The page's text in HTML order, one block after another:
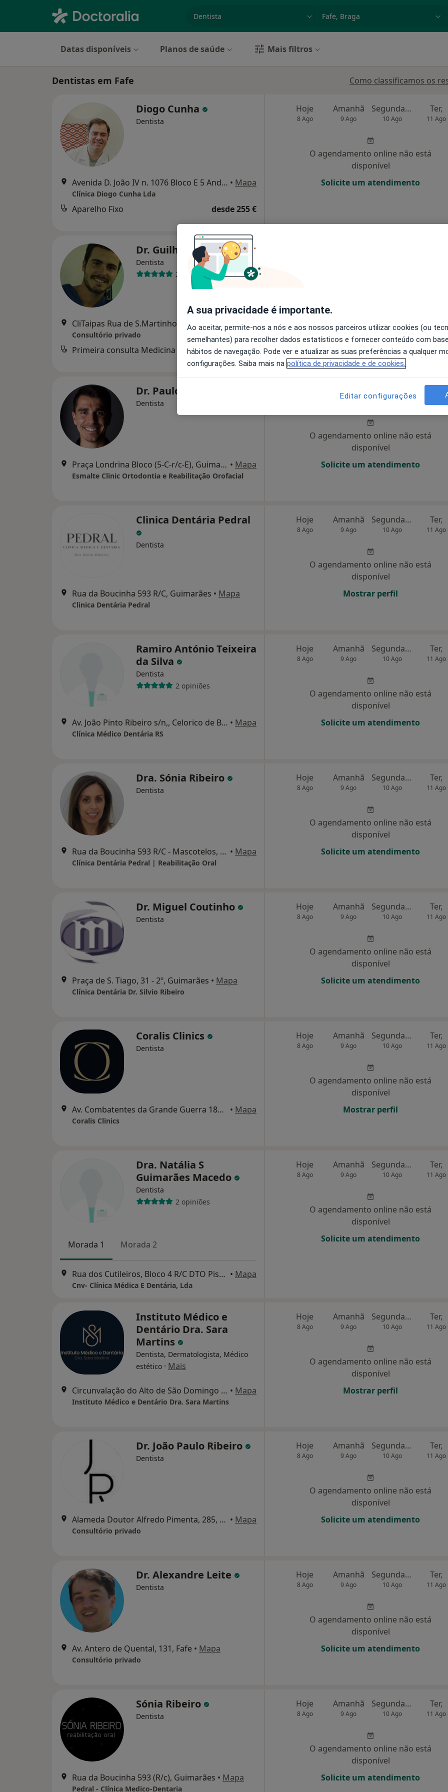
Datas disponíveis Planos de saúde Mais filtros
Dentistas em Fafe Como classificamos os
Diogo Cunha
Dentista
Avenida D. João IV n. 1076 Bloco E 5 Andar Esquerdo, Guimarães • Mapa
Clínica Diogo Cunha Lda
Aparelho Fixo desde 255 €
Hoje
8 Ago
Amanhã
9 Ago
Segunda-feira
10 Ago
Ter,
11 Ago
O agendamento online não está
disponível
Solicite um atendimento
Dr. Guilherme Tavares
Dentista
2 opiniões
CliTaipas Rua de S.Martinho nº 69, Caldas Das Taipas •Mapa
Consultório privado
Primeira consulta Medicina dentária desde 35 €
Solicite um atendimento
Dr. Paulo Caniço
Dentista
Praça Londrina Bloco (5-C-r/c-E), Guimarães • Mapa
Esmalte Clinic Ortodontia e Reabilitação Orofacial
Amanhã
9 Ago
Segunda-feira
10 Ago
O agendamento online não está
disponível
Solicite um atendimento
Clinica Dentária Pedral
Dentista
Rua da Boucinha 593 R/C, Guimarães • Mapa
Clinica Dentária Pedral
Hoje
8 Ago
Amanhã
9 Ago
Segunda-feira
10 Ago
Ter,
11 Ago
O agendamento online não está
disponível
Mostrar perfil
Ramiro António Teixeira
da Silva
Dentista
2 opiniões
Av. João Pinto Ribeiro s/n,, Celorico de Basto • Mapa
Clínica Médico Dentária RS
Hoje
8 Ago
Amanhã
9 Ago
Segunda-feira
10 Ago
Ter,
11 Ago
O agendamento online não está
disponível
Solicite um atendimento
Dra. Sónia Ribeiro
Dentista
Rua da Boucinha 593 R/C - Mascotelos, Guimarães • Mapa
Clínica Dentária Pedral | Reabilitação Oral
Hoje
8 Ago
Amanhã
9 Ago
Segunda-feira
10 Ago
Ter,
11 Ago
O agendamento online não está
disponível
Solicite um atendimento
Dr. Miguel Coutinho
Dentista
Praça de S. Tiago, 31 - 2º, Guimarães • Mapa
Clínica Dentária Dr. Silvio Ribeiro
Hoje
8 Ago
Amanhã
9 Ago
Segunda-feira
10 Ago
Ter,
11 Ago
O agendamento online não está
disponível
Solicite um atendimento
Coralis Clinics
Dentista
Av. Combatentes da Grande Guerra 187, Lousada • Mapa
Coralis Clinics
Hoje
8 Ago
Amanhã
9 Ago
Segunda-feira
10 Ago
Ter,
11 Ago
O agendamento online não está
disponível
Mostrar perfil
Dra. Natália S
Guimarães Macedo
Dentista
2 opiniões
Morada 1 Morada 2
Rua dos Cutileiros, Bloco 4 R/C DTO Pisca Creixomil Guimarães, Guimarães • Mapa
Cnv- Clínica Médica E Dentária, Lda
Hoje
8 Ago
Amanhã
9 Ago
Segunda-feira
10 Ago
Ter,
11 Ago
O agendamento online não está
disponível
Solicite um atendimento
Instituto Médico e
Dentário Dra. Sara
Martins
Dentista, Dermatologista, Médico
estético · Mais
Circunvalação do Alto de São Domingo 30 RC, Paços de Ferreira • Mapa
Instituto Médico e Dentário Dra. Sara Martins
Hoje
8 Ago
Amanhã
9 Ago
Segunda-feira
10 Ago
Ter,
11 Ago
O agendamento online não está
disponível
Mostrar perfil
Dr. João Paulo Ribeiro
Dentista
Alameda Doutor Alfredo Pimenta, 285, Guimarães • Mapa
Consultório privado
Hoje
8 Ago
Amanhã
9 Ago
Segunda-feira
10 Ago
Ter,
11 Ago
O agendamento online não está
disponível
Solicite um atendimento
Dr. Alexandre Leite
Dentista
Av. Antero de Quental, 131, Fafe • Mapa
Consultório privado
Hoje
8 Ago
Amanhã
9 Ago
Segunda-feira
10 Ago
Ter,
11 Ago
O agendamento online não está
disponível
Solicite um atendimento
Sónia Ribeiro
Dentista
Rua da Boucinha 593 (R/c), Guimarães • Mapa
Pedral - Clínica Medico-Dentaria
Hoje
8 Ago
Amanhã
9 Ago
Segunda-feira
10 Ago
Ter,
11 Ago
O agendamento online não está
disponível
Solicite um atendimento
A sua privacidade é importante.
Ao aceitar, permite-nos a nós e aos nossos parceiros utilizar cookies (ou
semelhantes) para recolher dados estatísticos e fornecer conteúdo com
hábitos de navegação. Pode ver e atualizar as suas preferências a qualquer
configurações. Saiba mais na política de privacidade e de cookies.
Editar configurações